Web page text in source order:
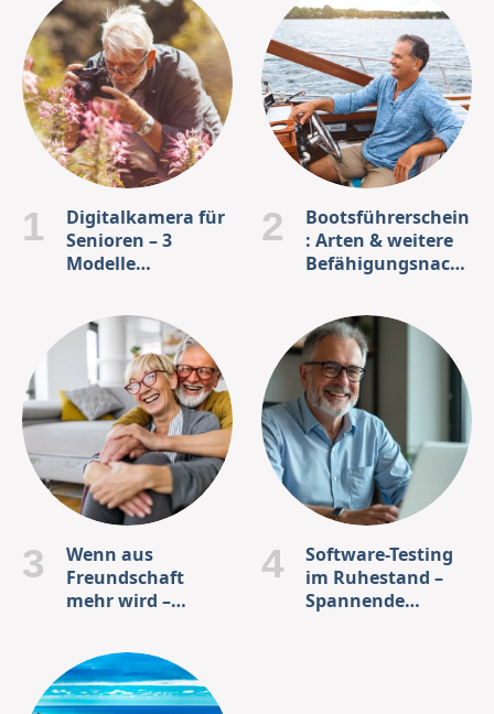
Digitalkamera für
Senioren – 3
Modelle
Bootsführerschein
: Arten & weitere
Befähigungsnach
auf dem Wasser
im Überblick
Wenn aus
Freundschaft
mehr wird –
Anzeichen & Tipps
für Senioren
Software-Testing
im Ruhestand –
Spannende